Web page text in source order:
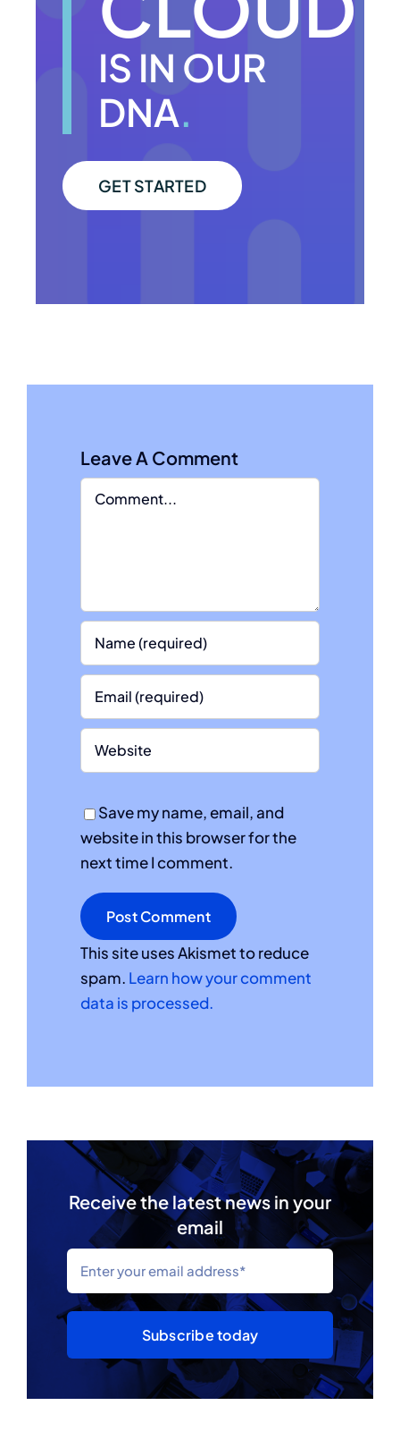
IS IN OUR
DNA.
GET STARTED
Leave A Comment
Comment
Save my name, email, and
website in this browser for the
next time I comment.
This site uses Akismet to reduce
spam. Learn how your comment
data is processed.
Receive the latest news in your
email
Subscribe today